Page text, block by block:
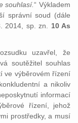
souhlasí.“ Výkladem
správní soud (dále
2014, sp. zn. 10 As
uzavřel, že
soutěžitel souhlas
ve výběrovém řízení
a nikoliv
informací
řízení, jehož
prostředky, a musí